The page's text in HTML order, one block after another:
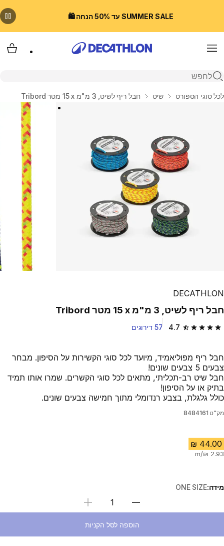
SUMMER SALE עד 50% הנחה 🛍️
Menu
פתיחת חיפוש
בית
לכל סוגי הספורט שיט חבל ריף לשיט, 3 מ"מ x ‏15 מטר Tribord
DECATHLON
חבל ריף לשיט, 3 מ"מ x ‏15 מטר Tribord
4.7 4.7 out of 5 stars from 57 reviews 57 דירוגים
חבל ריף מפוליאמיד, מיועד לכל סוגי הקשירות על הסיפון. מבחר
צבעים 5 צבעים שונים!
חבל שיט רב-תכליתי, מתאים לכל סוגי הקשרים. שמרו אותו תמיד
בתיק או על הסיפון!
כולל גלגלת, בצבע רנדומלי מתוך חמישה צבעים שונים.
מק"ט 8484161
מידה:ONE SIZE
בחירת כמות
הוספה לסל הקניות